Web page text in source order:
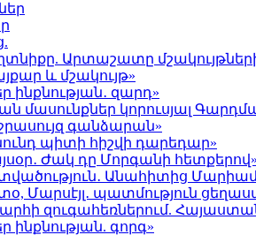
Արտաշատը
և մշակույթ»
ինքնության․ զարդ»
մասունքներ կորուսյալ
գանձարան»
պիտի հիշվի դարեդար»
Ժակ դը Մորգանի հետքերով»
Անահիտից
Մարսէյլ․ պատմություն
զուգահեռներում.
ինքնության. գորգ»